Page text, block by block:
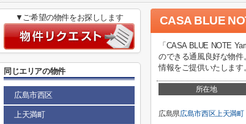
CASA BLUE
「CASA BLUE NOTE
のできる通風良好な物
情報をご提供いたします
所在地
広島県広島市西区上天満町
▼ご希望の物件をお探しします
同じエリアの物件
広島市西区
上天満町